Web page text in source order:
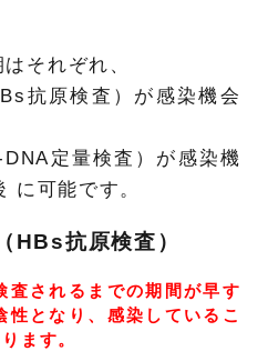
それぞれ、
抗原検査）が感染機会
定量検査）が感染機
に可能です。
HBs抗原検査）
査されるまでの期間が早す
性となり、感染しているこ
ます。